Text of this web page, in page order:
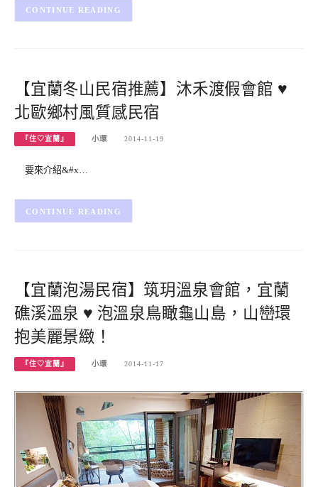
CONTINUE READING
【宜蘭冬山民宿推薦】沐禾渡假會館 ♥
北歐鄉村風質感民宿
『住♡宜蘭』 小環 2014-11-19
要來介紹&#x…
CONTINUE READING
【宜蘭泡湯民宿】筑玥溫泉會館，宜蘭
礁溪溫泉 ♥ 泡溫泉鳥瞰龜山島，山巒環
抱美麗景緻！
『住♡宜蘭』 小環 2014-11-17